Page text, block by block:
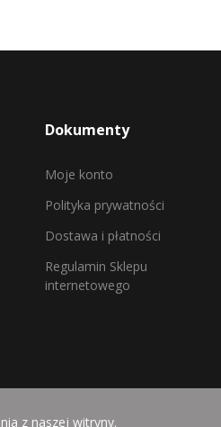
Dokumenty
Moje konto
Polityka prywatności
Dostawa i płatności
Regulamin Sklepu
internetowego
z naszej witryny.